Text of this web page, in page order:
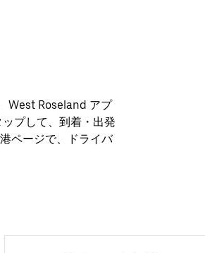
West Roseland アプ
プして、到着・出発
ページで、ドライバ